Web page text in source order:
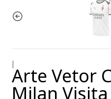
Arte Vetor
Milan